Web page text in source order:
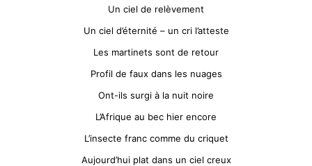
Un ciel de relèvement
Un ciel d’éternité – un cri l’atteste
Les martinets sont de retour
Profil de faux dans les nuages
Ont-ils surgi à la nuit noire
L’Afrique au bec hier encore
L’insecte franc comme du criquet
Aujourd’hui plat dans un ciel creux